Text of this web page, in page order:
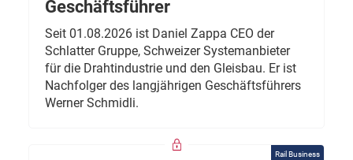
Geschäftsführer
Seit 01.08.2026 ist Daniel Zappa CEO der
Schlatter Gruppe, Schweizer Systemanbieter
für die Drahtindustrie und den Gleisbau. Er ist
Nachfolger des langjährigen Geschäftsführers
Werner Schmidli.
Rail Business